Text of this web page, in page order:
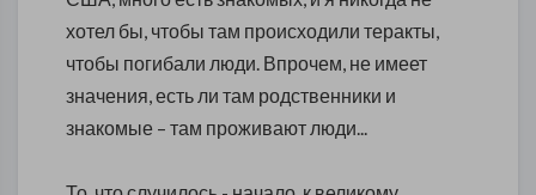
хотел бы, чтобы там происходили теракты,
чтобы погибали люди. Впрочем, не имеет
значения, есть ли там родственники и
знакомые – там проживают люди...